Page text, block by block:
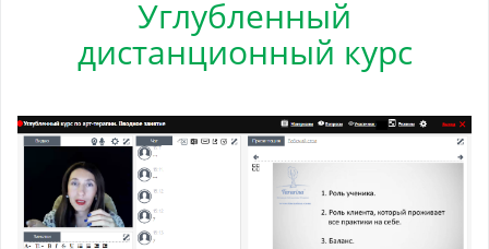
Углубленный
дистанционный курс